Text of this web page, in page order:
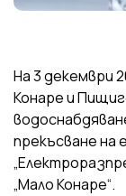
На 3 декември
Конаре и
прекъсване на
„Мало Конаре“.